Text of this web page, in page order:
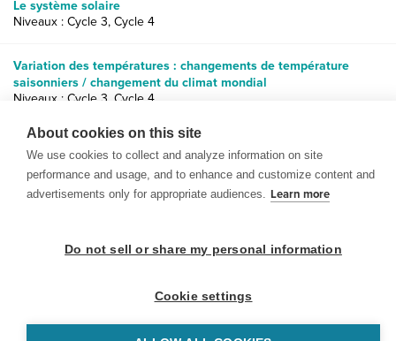
Le système solaire
Niveaux : Cycle 3, Cycle 4
Variation des températures : changements de température
saisonniers / changement du climat mondial
Niveaux : Cycle 3, Cycle 4
enseignants is proudly powered byWordPress. Built bySlipFire Web Development
About cookies on this site
We use cookies to collect and analyze information on site
performance and usage, and to enhance and customize content and
advertisements only for appropriate audiences. Learn more
Do not sell or share my personal information
Cookie settings